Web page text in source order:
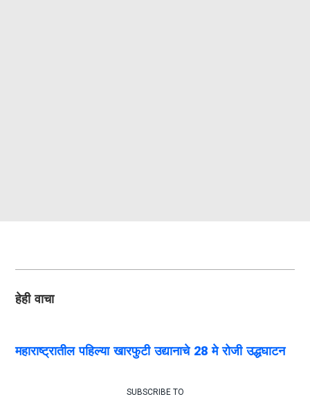
हेही वाचा
महाराष्ट्रातील पहिल्या खारफुटी उद्यानाचे 28 मे रोजी उद्धघाटन
SUBSCRIBE TO